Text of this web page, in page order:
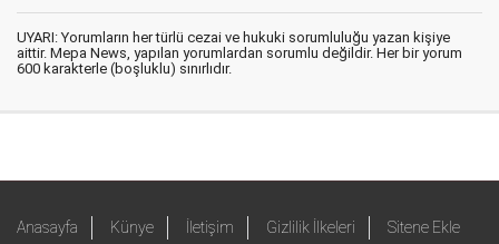
UYARI: Yorumların her türlü cezai ve hukuki sorumluluğu yazan kişiye
aittir. Mepa News, yapılan yorumlardan sorumlu değildir. Her bir yorum
600 karakterle (boşluklu) sınırlıdır.
Anasayfa Künye İletişim Gizlilik İlkeleri Sitene Ekle